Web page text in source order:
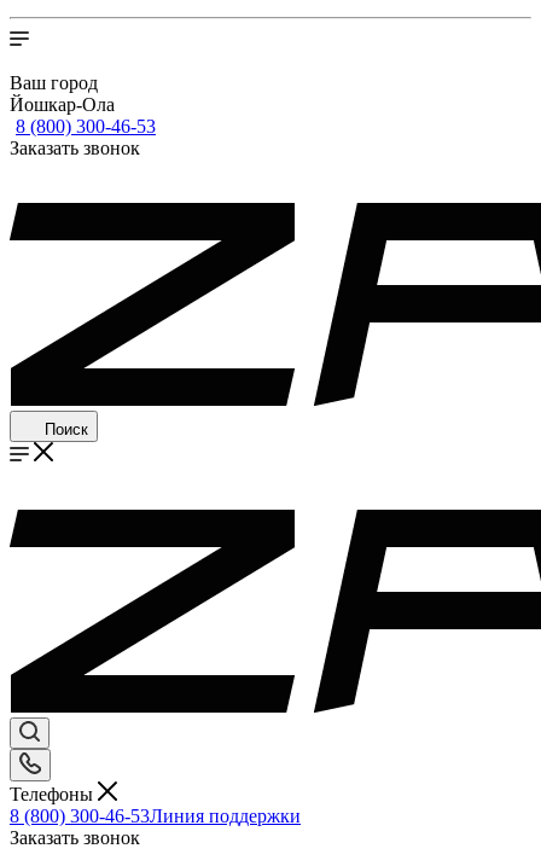
Ваш город
Йошкар-Ола
8 (800) 300-46-53
Заказать звонок
Поиск
Телефоны
8 (800) 300-46-53Линия поддержки
Заказать звонок